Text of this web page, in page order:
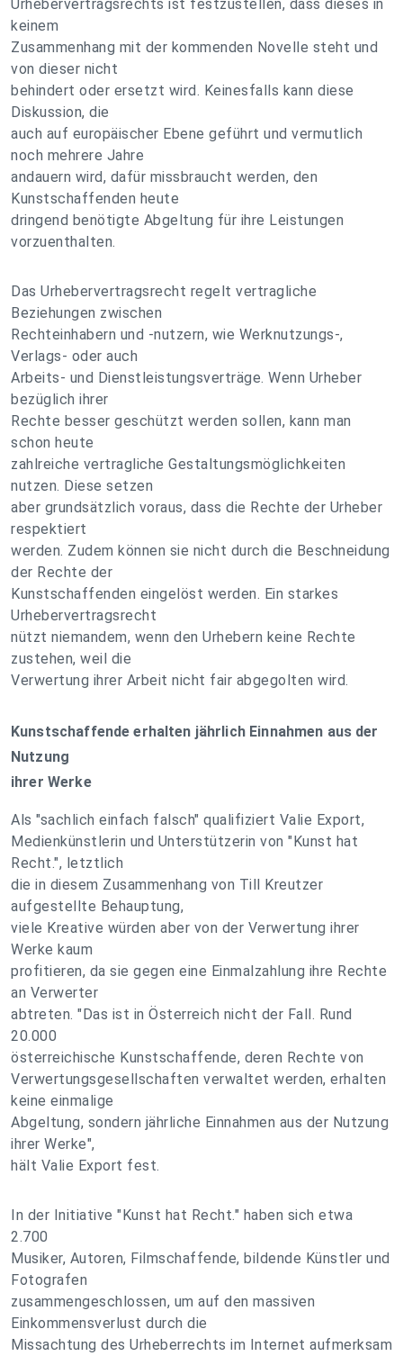
Urhebervertragsrechts ist festzustellen, dass dieses in
keinem
Zusammenhang mit der kommenden Novelle steht und
von dieser nicht
behindert oder ersetzt wird. Keinesfalls kann diese
Diskussion, die
auch auf europäischer Ebene geführt und vermutlich
noch mehrere Jahre
andauern wird, dafür missbraucht werden, den
Kunstschaffenden heute
dringend benötigte Abgeltung für ihre Leistungen
vorzuenthalten.
Das Urhebervertragsrecht regelt vertragliche
Beziehungen zwischen
Rechteinhabern und -nutzern, wie Werknutzungs-,
Verlags- oder auch
Arbeits- und Dienstleistungsverträge. Wenn Urheber
bezüglich ihrer
Rechte besser geschützt werden sollen, kann man
schon heute
zahlreiche vertragliche Gestaltungsmöglichkeiten
nutzen. Diese setzen
aber grundsätzlich voraus, dass die Rechte der Urheber
respektiert
werden. Zudem können sie nicht durch die Beschneidung
der Rechte der
Kunstschaffenden eingelöst werden. Ein starkes
Urhebervertragsrecht
nützt niemandem, wenn den Urhebern keine Rechte
zustehen, weil die
Verwertung ihrer Arbeit nicht fair abgegolten wird.
Kunstschaffende erhalten jährlich Einnahmen aus der
Nutzung
ihrer Werke
Als "sachlich einfach falsch" qualifiziert Valie Export,
Medienkünstlerin und Unterstützerin von "Kunst hat
Recht.", letztlich
die in diesem Zusammenhang von Till Kreutzer
aufgestellte Behauptung,
viele Kreative würden aber von der Verwertung ihrer
Werke kaum
profitieren, da sie gegen eine Einmalzahlung ihre Rechte
an Verwerter
abtreten. "Das ist in Österreich nicht der Fall. Rund
20.000
österreichische Kunstschaffende, deren Rechte von
Verwertungsgesellschaften verwaltet werden, erhalten
keine einmalige
Abgeltung, sondern jährliche Einnahmen aus der Nutzung
ihrer Werke",
hält Valie Export fest.
In der Initiative "Kunst hat Recht." haben sich etwa
2.700
Musiker, Autoren, Filmschaffende, bildende Künstler und
Fotografen
zusammengeschlossen, um auf den massiven
Einkommensverlust durch die
Missachtung des Urheberrechts im Internet aufmerksam